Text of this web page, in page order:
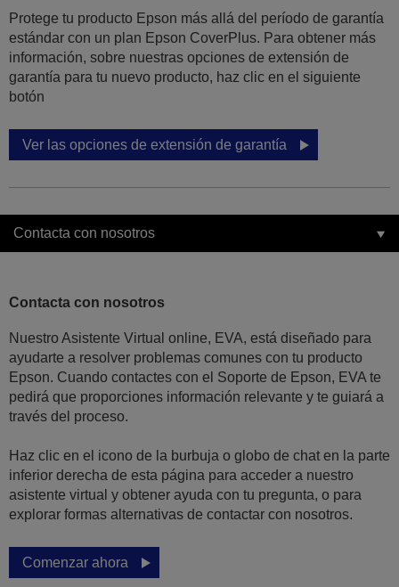
Protege tu producto Epson más allá del período de garantía
estándar con un plan Epson CoverPlus. Para obtener más
información, sobre nuestras opciones de extensión de
garantía para tu nuevo producto, haz clic en el siguiente
botón
Ver las opciones de extensión de garantía
Contacta con nosotros
Contacta con nosotros
Nuestro Asistente Virtual online, EVA, está diseñado para
ayudarte a resolver problemas comunes con tu producto
Epson. Cuando contactes con el Soporte de Epson, EVA te
pedirá que proporciones información relevante y te guiará a
través del proceso.
Haz clic en el icono de la burbuja o globo de chat en la parte
inferior derecha de esta página para acceder a nuestro
asistente virtual y obtener ayuda con tu pregunta, o para
explorar formas alternativas de contactar con nosotros.
Comenzar ahora